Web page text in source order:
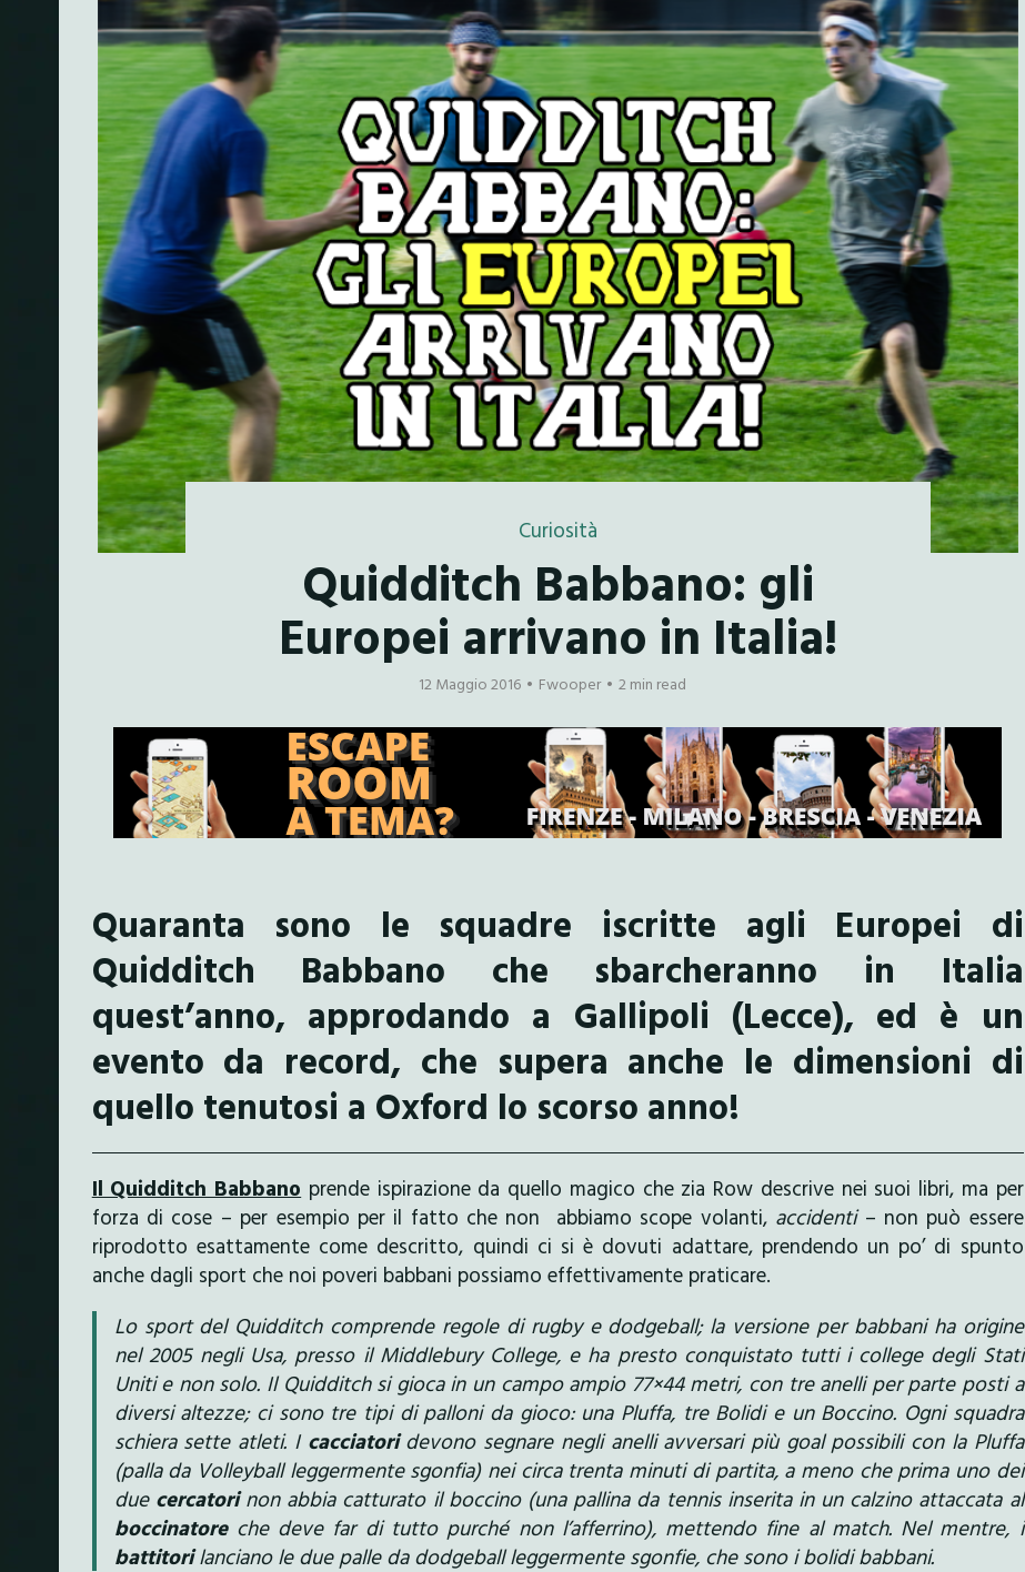
Curiosità
Quidditch Babbano: gli
Europei arrivano in Italia!
12 Maggio 2016 Fwooper 2 min read
Quaranta sono le squadre iscritte agli Europei di
Quidditch Babbano che sbarcheranno in Italia
quest’anno, approdando a Gallipoli (Lecce), ed è un
evento da record, che supera anche le dimensioni di
quello tenutosi a Oxford lo scorso anno!
Il Quidditch Babbano prende ispirazione da quello magico che zia Row descrive nei suoi libri, ma per
forza di cose – per esempio per il fatto che non abbiamo scope volanti, accidenti– non può essere
riprodotto esattamente come descritto, quindi ci si è dovuti adattare, prendendo un po’ di spunto
anche dagli sport che noi poveri babbani possiamo effettivamente praticare.
Lo sport del Quidditch comprende regole di rugby e dodgeball; la versione per babbani ha origine
nel 2005 negli Usa, presso il Middlebury College, e ha presto conquistato tutti i college degli Stati
Uniti e non solo. Il Quidditch si gioca in un campo ampio 77×44 metri, con tre anelli per parte posti a
diversi altezze; ci sono tre tipi di palloni da gioco: una Pluffa, tre Bolidi e un Boccino. Ogni squadra
schiera sette atleti. I cacciatoridevono segnare negli anelli avversari più goal possibili con la Pluffa
(palla da Volleyball leggermente sgonfia) nei circa trenta minuti di partita, a meno che prima uno dei
due cercatorinon abbia catturato il boccino (una pallina da tennis inserita in un calzino attaccata al
boccinatoreche deve far di tutto purché non l’afferrino), mettendo fine al match. Nel mentre, i
battitorilanciano le due palle da dodgeball leggermente sgonfie, che sono i bolidi babbani.